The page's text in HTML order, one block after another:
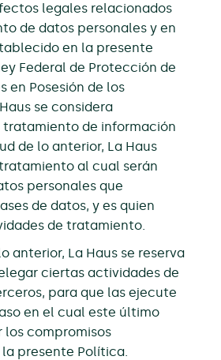
legales relacionados
de datos personales y en
en la presente
Federal de Protección de
en Posesión de los
se considera
tratamiento de información
de lo anterior, La Haus
al cual serán
personales que
de datos, y es quien
de tratamiento.
anterior, La Haus se reserva
ciertas actividades de
para que las ejecute
en el cual este último
los compromisos
presente Política.